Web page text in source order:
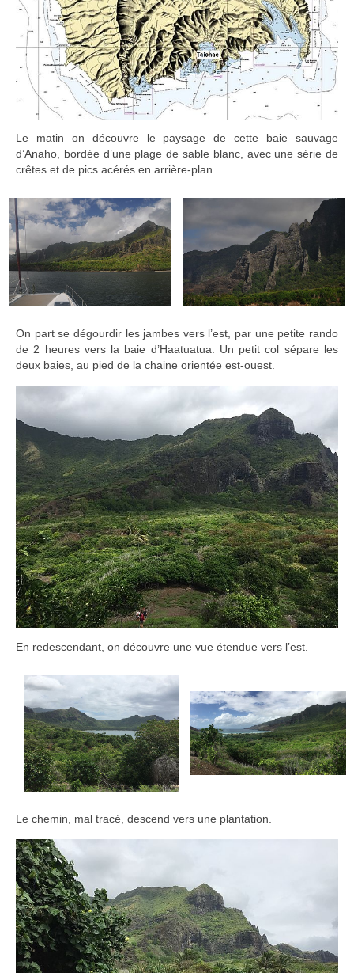
Le matin on découvre le paysage de cette baie sauvage
d’Anaho, bordée d’une plage de sable blanc, avec une série de
crêtes et de pics acérés en arrière-plan.
On part se dégourdir les jambes vers l’est, par une petite rando
de 2 heures vers la baie d’Haatuatua. Un petit col sépare les
deux baies, au pied de la chaine orientée est-ouest.
En redescendant, on découvre une vue étendue vers l’est.
Le chemin, mal tracé, descend vers une plantation.